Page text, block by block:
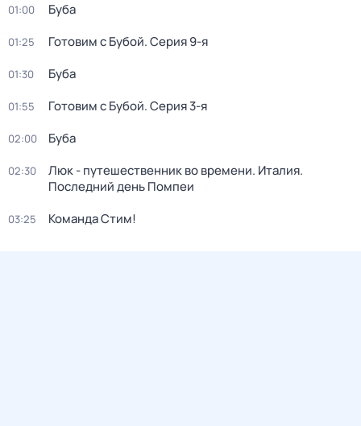
01:00 Буба
01:25 Готовим с Бубой. Серия 9-я
01:30 Буба
01:55 Готовим с Бубой. Серия 3-я
02:00 Буба
02:30
Люк - путешественник во времени. Италия.
Последний день Помпеи
03:25 Команда Стим!